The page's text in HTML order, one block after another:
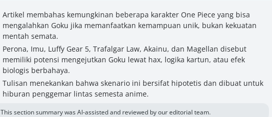
Artikel membahas kemungkinan beberapa karakter One Piece yang bisa
mengalahkan Goku jika memanfaatkan kemampuan unik, bukan kekuatan
mentah semata.
Perona, Imu, Luffy Gear 5, Trafalgar Law, Akainu, dan Magellan disebut
memiliki potensi mengejutkan Goku lewat hax, logika kartun, atau efek
biologis berbahaya.
Tulisan menekankan bahwa skenario ini bersifat hipotetis dan dibuat untuk
hiburan penggemar lintas semesta anime.
This section summary was AI-assisted and reviewed by our editorial team.